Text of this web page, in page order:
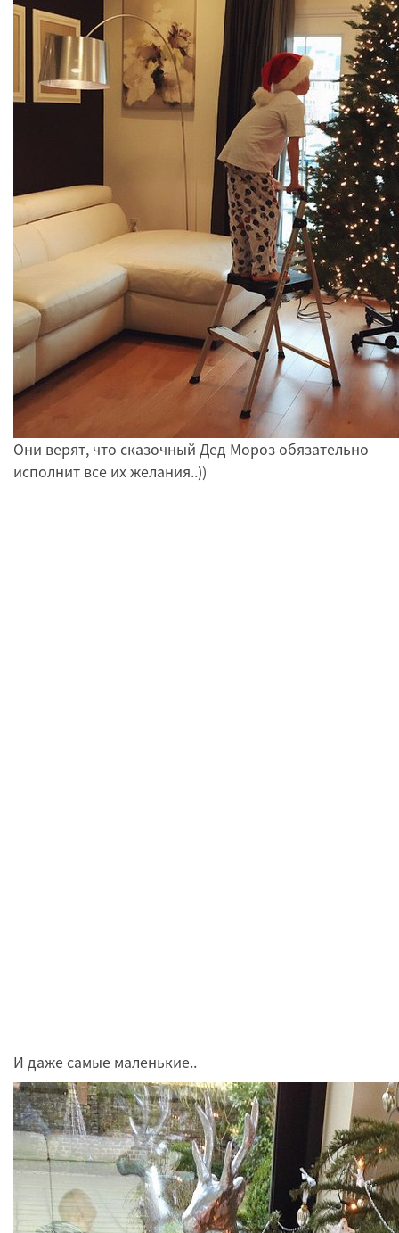
Они верят, что сказочный Дед Мороз обязательно
исполнит все их желания..))
И даже самые маленькие..